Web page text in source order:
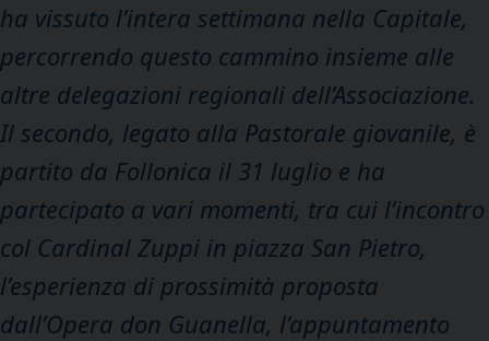
ha vissuto l’intera settimana nella Capitale,
percorrendo questo cammino insieme alle
altre delegazioni regionali dell’Associazione.
Il secondo, legato alla Pastorale giovanile, è
partito da Follonica il 31 luglio e ha
partecipato a vari momenti, tra cui l’incontro
col Cardinal Zuppi in piazza San Pietro,
l’esperienza di prossimità proposta
dall’Opera don Guanella, l’appuntamento